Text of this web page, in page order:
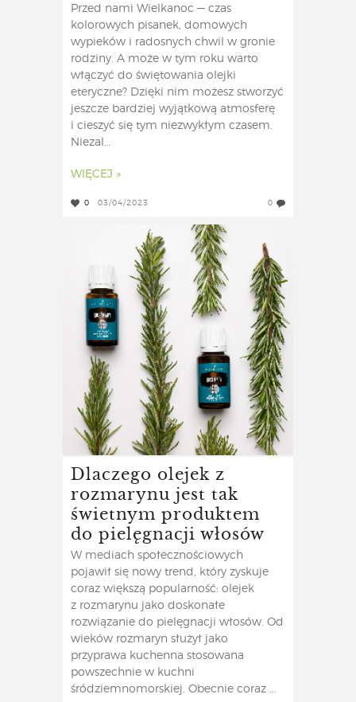
Przed nami Wielkanoc — czas
kolorowych pisanek, domowych
wypieków i radosnych chwil w gronie
rodziny. A może w tym roku warto
włączyć do świętowania olejki
eteryczne? Dzięki nim możesz stworzyć
jeszcze bardziej wyjątkową atmosferę
i cieszyć się tym niezwykłym czasem.
Niezal...
WIĘCEJ »
0 03/04/2023 0
Dlaczego olejek z
rozmarynu jest tak
świetnym produktem
do pielęgnacji włosów
W mediach społecznościowych
pojawił się nowy trend, który zyskuje
coraz większą popularność: olejek
z rozmarynu jako doskonałe
rozwiązanie do pielęgnacji włosów. Od
wieków rozmaryn służył jako
przyprawa kuchenna stosowana
powszechnie w kuchni
śródziemnomorskiej. Obecnie coraz ...